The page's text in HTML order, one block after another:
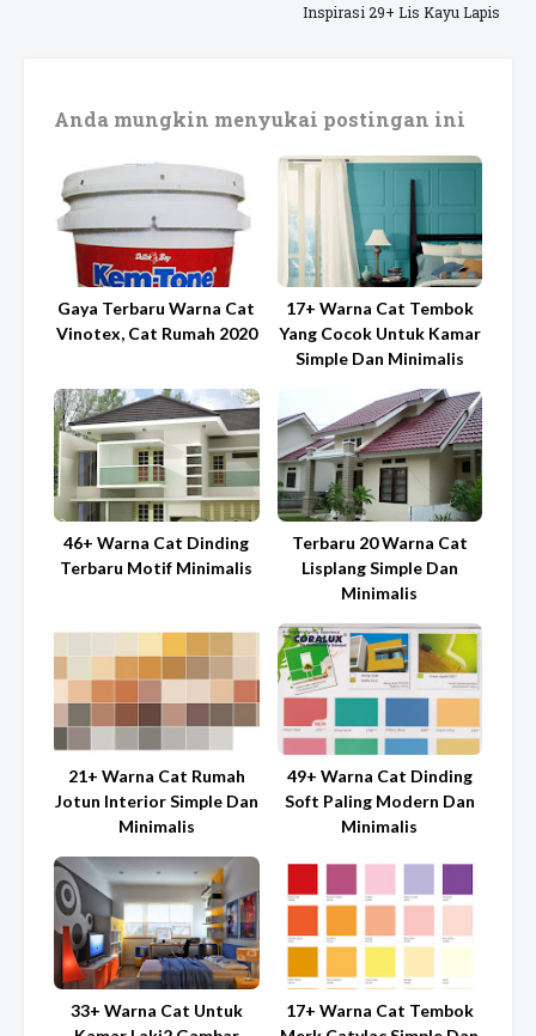
Inspirasi 29+ Lis Kayu Lapis
Anda mungkin menyukai postingan ini
Gaya Terbaru Warna Cat
Vinotex, Cat Rumah 2020
17+ Warna Cat Tembok
Yang Cocok Untuk Kamar
Simple Dan Minimalis
46+ Warna Cat Dinding
Terbaru Motif Minimalis
Terbaru 20 Warna Cat
Lisplang Simple Dan
Minimalis
21+ Warna Cat Rumah
Jotun Interior Simple Dan
Minimalis
49+ Warna Cat Dinding
Soft Paling Modern Dan
Minimalis
33+ Warna Cat Untuk
17+ Warna Cat Tembok